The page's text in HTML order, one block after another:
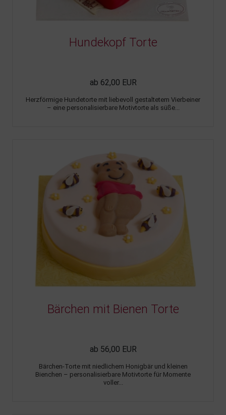
Hundekopf Torte
ab 62,00 EUR
Herzförmige Hundetorte mit liebevoll gestaltetem Vierbeiner
– eine personalisierbare Motivtorte als süße...
Bärchen mit Bienen Torte
ab 56,00 EUR
Bärchen-Torte mit niedlichem Honigbär und kleinen
Bienchen – personalisierbare Motivtorte für Momente
voller...